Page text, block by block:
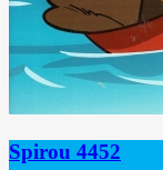
Spirou 4452